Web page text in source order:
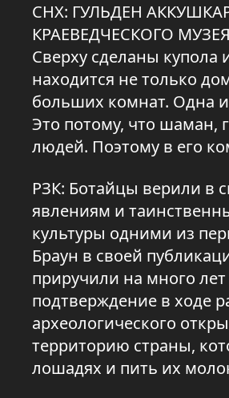
СНХ: ГУЛЬДЕН
КРАЕВЕДЧЕСКОГО
Сверху сделаны
находится не только
больших комнат. Одна
Это потому, что шаман,
людей. Поэтому в его
РЗК: Ботайцы верили в
явлениям и
культуры одними из
Браун в своей
приручили на много
подтверждение в ходе
археологического
территорию страны,
лошадях и пить их